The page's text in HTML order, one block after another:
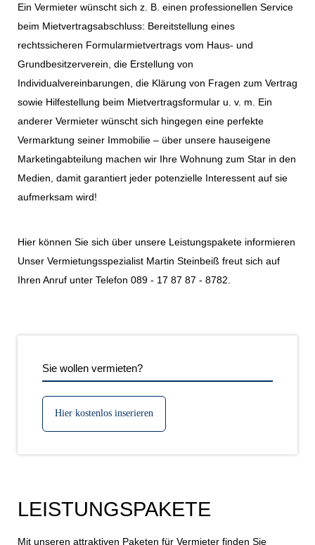
Ein Vermieter wünscht sich z. B. einen professionellen Service
beim Mietvertragsabschluss: Bereitstellung eines
rechtssicheren Formularmietvertrags vom Haus- und
Grundbesitzerverein, die Erstellung von
Individualvereinbarungen, die Klärung von Fragen zum Vertrag
sowie Hilfestellung beim Mietvertragsformular u. v. m. Ein
anderer Vermieter wünscht sich hingegen eine perfekte
Vermarktung seiner Immobilie – über unsere hauseigene
Marketingabteilung machen wir Ihre Wohnung zum Star in den
Medien, damit garantiert jeder potenzielle Interessent auf sie
aufmerksam wird!
Hier können Sie sich über unsere Leistungspakete informieren
Unser Vermietungsspezialist Martin Steinbeiß freut sich auf
Ihren Anruf unter Telefon 089 - 17 87 87 - 8782.
Sie wollen vermieten?
Hier kostenlos inserieren
LEISTUNGSPAKETE
Mit unseren attraktiven Paketen für Vermieter finden Sie